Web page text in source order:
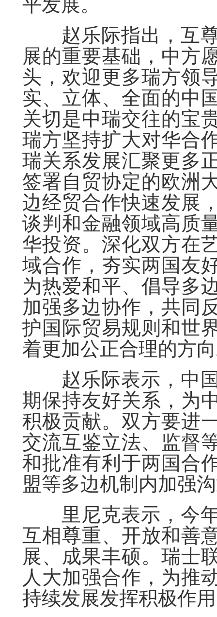
平发展。
赵乐际指出，互尊
展的重要基础，中方
头，欢迎更多瑞方领
实、立体、全面的中
关切是中瑞交往的宝
瑞方坚持扩大对华合
瑞关系发展汇聚更多
签署自贸协定的欧洲
边经贸合作快速发展
谈判和金融领域高质
华投资。深化双方在
域合作，夯实两国友
为热爱和平、倡导多
加强多边协作，共同
护国际贸易规则和世
着更加公正合理的方
赵乐际表示，中国
期保持友好关系，为
积极贡献。双方要进
交流互鉴立法、监督
和批准有利于两国合
盟等多边机制内加强
里尼克表示，今年
互相尊重、开放和善
展、成果丰硕。瑞士
人大加强合作，为推
持续发展发挥积极作